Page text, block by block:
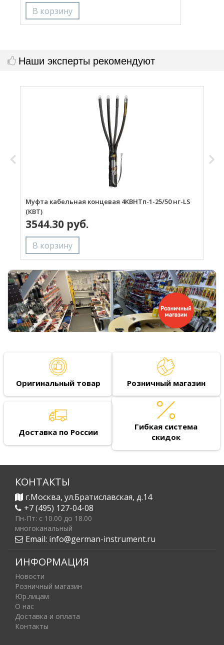
Наши эксперты рекомендуют
Муфта кабельная концевая 4КВНТп-1-25/50 нг-LS
(КВТ)
3544.30 руб.
Оригинальный товар Розничный магазин
Доставка по России
Гибкая система
скидок
КОНТАКТЫ
г.Москва, ул.Братиславская, д.14
+7 (495) 127-04-08
Пн-Пт: c 10.00 до 18.00
многоканальный
Email: info@german-instrument.ru
ИНФОРМАЦИЯ
Новости
Розничный магазин
Юр.лицам
О нас
Доставка и оплата
Контакты